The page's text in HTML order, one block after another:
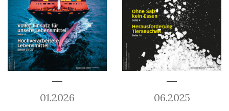
01.2026 06.2025